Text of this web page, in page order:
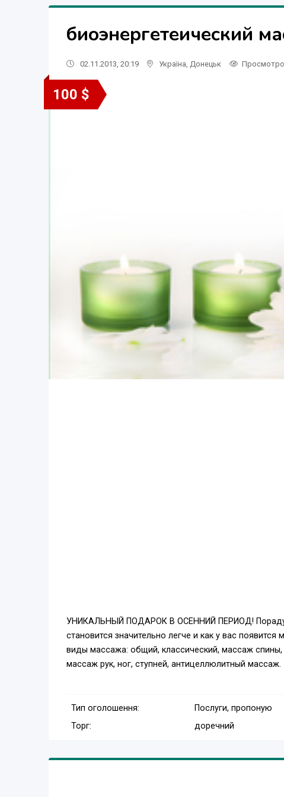
биоэнергетеический
02.11.2013, 20:19 Україна Донецьк
100 $
УНИКАЛЬНЫЙ ПОДАРОК В ОСЕННИЙ ПЕРИОД!
становится значительно легче и как у вас
виды массажа: общий, классический, массаж
массаж рук, ног, ступней, антицеллюлитный массаж.
Тип оголошення:
Послуги, пропоную
Торг:
доречний